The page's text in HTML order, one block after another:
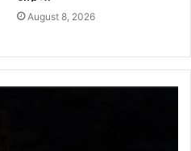
August 8, 2026